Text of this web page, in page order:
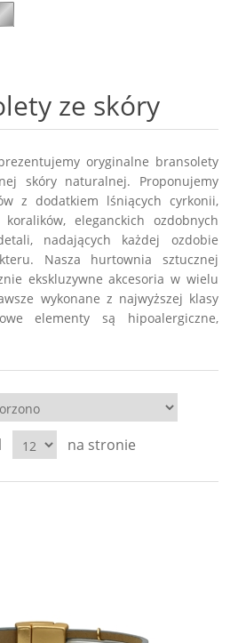
ze skóry
oryginalne bransolety
skóry naturalnej. Proponujemy
z dodatkiem lśniących cyrkonii,
eleganckich ozdobnych
nadających każdej ozdobie
Nasza hurtownia sztucznej
ekskluzywne akcesoria w wielu
wykonane z najwyższej klasy
elementy są hipoalergiczne,
na stronie